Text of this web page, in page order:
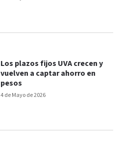
4 de Mayo de 2026
Los plazos fijos UVA crecen y
vuelven a captar ahorro en
pesos